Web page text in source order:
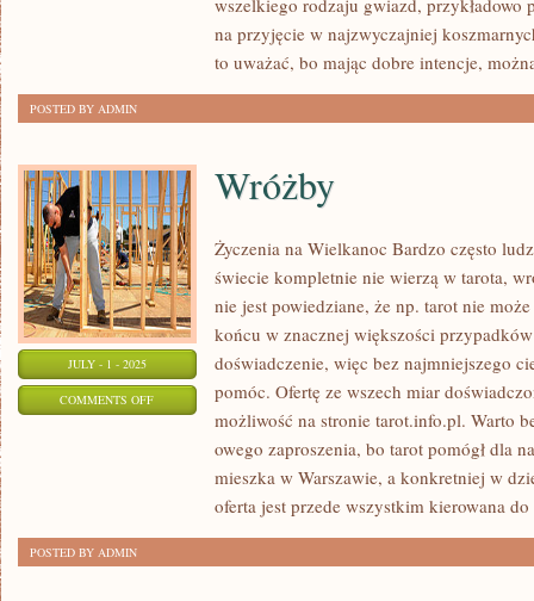
DOBRY
POMYSŁ?
wszelkiego rodzaju gwiazd, przykładowo
na przyjęcie w najzwyczajniej
to uważać, bo mając dobre intencje,
POSTED BY ADMIN
JULY - 1 - 2025
COMMENTS OFFON
Wróżby
Życzenia na Wielkanoc Bardzo często
świecie kompletnie nie wierzą w tarota,
nie jest powiedziane, że np. tarot nie
końcu w znacznej większości
doświadczenie, więc bez najmniejszego
pomóc. Ofertę ze wszech miar
możliwość na stronie tarot.info.pl. Warto
owego zaproszenia, bo tarot pomógł dla
mieszka w Warszawie, a konkretniej w
oferta jest przede wszystkim kierowana do
POSTED BY ADMIN